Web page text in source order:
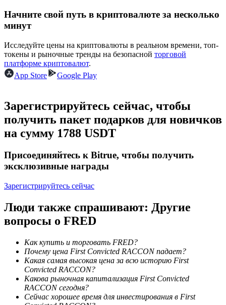
Торговые стратегии
Узнайте, как оставаться прибыльным
Заработок
Получайте конкурентные награды ежедневно
Начните свой путь в криптовалюте за несколько
минут
Исследуйте цены на криптовалюты в реальном времени, топ-
токены и рыночные тренды на безопасной торговой
платформе криптовалют.
App Store
Google Play
Зарегистрируйтесь сейчас, чтобы
получить пакет подарков для новичков
на сумму 1788 USDT
Присоединяйтесь к Bitrue, чтобы получить
эксклюзивные награды
Зарегистрируйтесь сейчас
Люди также спрашивают: Другие
вопросы о FRED
Как купить и торговать FRED?
Почему цена First Convicted RACCON падает?
Какая самая высокая цена за всю историю First
Convicted RACCON?
Какова рыночная капитализация First Convicted
RACCON сегодня?
Сейчас хорошее время для инвестирования в First